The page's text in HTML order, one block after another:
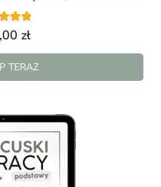
zł
TERAZ